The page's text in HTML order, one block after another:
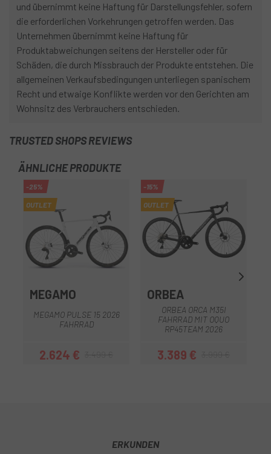
und übernimmt keine Haftung für Darstellungsfehler, sofern
die erforderlichen Vorkehrungen getroffen werden. Das
Unternehmen übernimmt keine Haftung für
Produktabweichungen seitens der Hersteller oder für
Schäden, die durch Missbrauch der Produkte entstehen. Die
allgemeinen Verkaufsbedingungen unterliegen spanischem
Recht und etwaige Konflikte werden vor den Gerichten am
Wohnsitz des Verbrauchers entschieden.
TRUSTED SHOPS REVIEWS
ÄHNLICHE PRODUKTE
-25%
OUTLET
MEGAMO
MEGAMO PULSE 15 2026
FAHRRAD
Preis
2.624 €Regulärer Preis
-15%
OUTLET
ORBEA
ORBEA ORCA M35I
FAHRRAD MIT OQUO
RP45TEAM 2026
Preis
3.389 €Regulärer Preis
ERKUNDEN